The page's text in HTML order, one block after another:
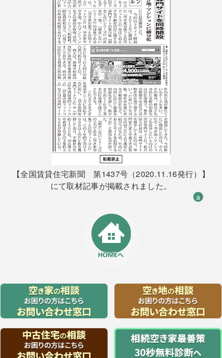
【全国賃貸住宅新聞 第1437号（2020.11.16発行）】
にて取材記事が掲載されました。
a